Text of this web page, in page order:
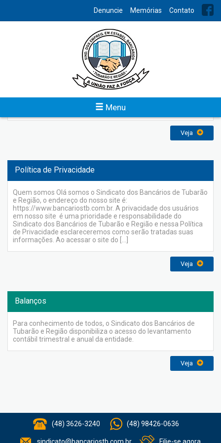
Denuncie Memórias Contato
Menu
O Sindicato dos Empregados em Estabelecimentos Bancários
de Tubarão e Região foi fundado em 31 de agosto de 1958 e
reconhecido em 20 de maio de 1959, com a finalidade de
representar os bancários perante os poderes constituídos na
atuando sempre em busca de uma sociedade melhor.
Veja
Política de Privacidade
Quem somos Olá somos o Sindicato dos Bancários de Tubarão
e Região, o endereço do nosso site é:
https://www.bancariostb.com.br. A privacidade dos usuários
em nosso site é uma prioridade e responsabilidade do
Sindicato dos Bancários de Tubarão e Região e nessa Política
de Privacidade esclareceremos como serão tratadas suas
informações. Ao acessar o site do […]
Veja
Balanços
Para conhecimento de todos, o Sindicato dos Bancários de
Tubarão e Região disponibiliza o acesso do levantamento
contábil trimestral e anual da entidade.
Veja
(48) 3626-3240 (48) 98426-0636